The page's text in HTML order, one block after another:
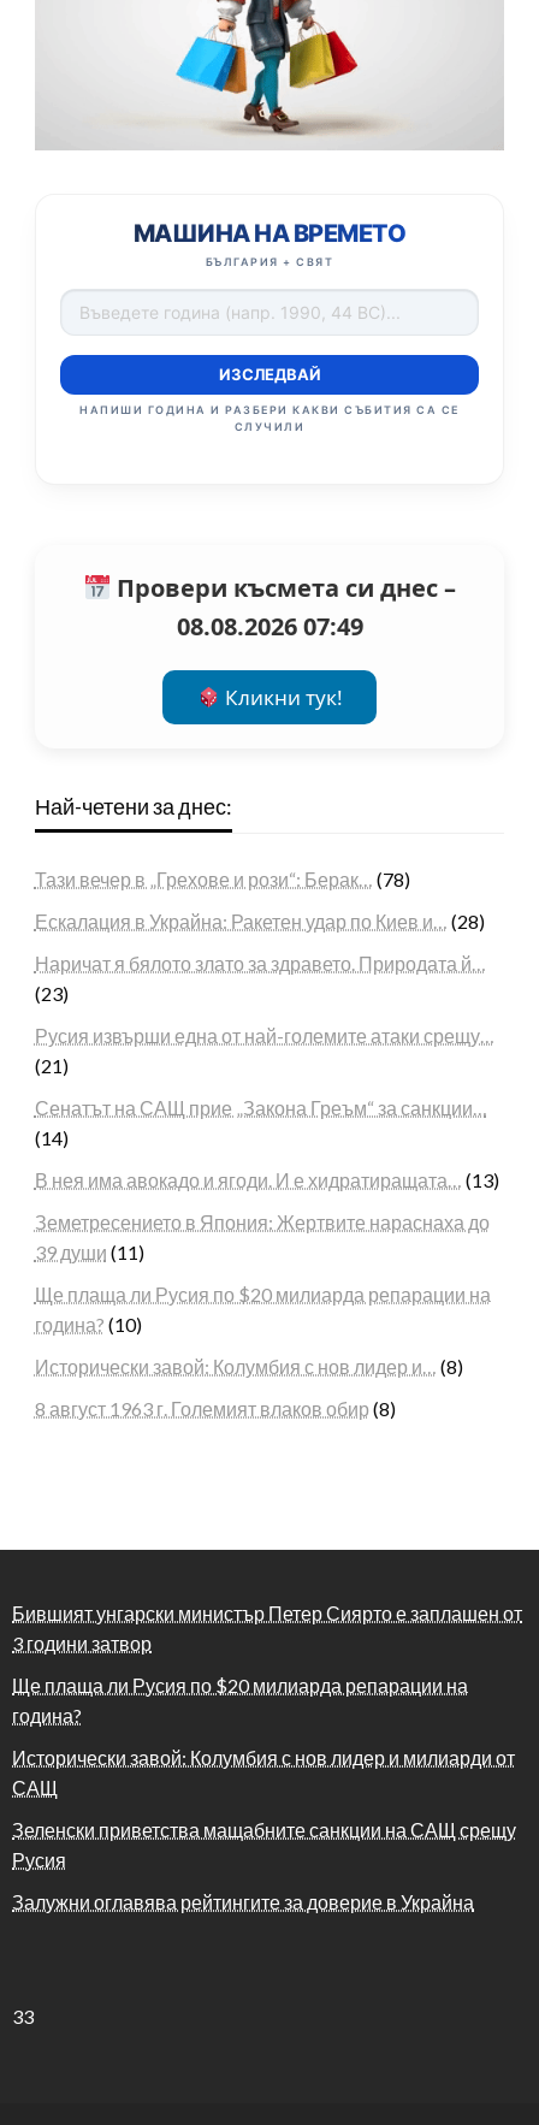
МАШИНА НА ВРЕМЕТО
БЪЛГАРИЯ + СВЯТ
ИЗСЛЕДВАЙ
НАПИШИ ГОДИНА И РАЗБЕРИ КАКВИ СЪБИТИЯ СА СЕ
СЛУЧИЛИ
Провери късмета си днес –
08.08.2026 07:49
Кликни тук!
Най-четени за днес:
Тази вечер в „Грехове и рози“: Берак… (78)
Ескалация в Украйна: Ракетен удар по Киев и… (28)
Наричат я бялото злато за здравето. Природата й…
(23)
Русия извърши една от най-големите атаки срещу…
(21)
Сенатът на САЩ прие „Закона Греъм“ за санкции…
(14)
В нея има авокадо и ягоди. И е хидратиращата… (13)
Земетресението в Япония: Жертвите нараснаха до
39 души (11)
Ще плаща ли Русия по $20 милиарда репарации на
година? (10)
Исторически завой: Колумбия с нов лидер и… (8)
8 август 1963 г. Големият влаков обир (8)
Бившият унгарски министър Петер Сиярто е заплашен от
3 години затвор
Ще плаща ли Русия по $20 милиарда репарации на
година?
Исторически завой: Колумбия с нов лидер и милиарди от
САЩ
Зеленски приветства мащабните санкции на САЩ срещу
Русия
Залужни оглавява рейтингите за доверие в Украйна
33